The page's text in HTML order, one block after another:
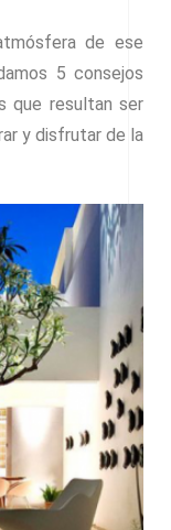
de ese
5 consejos
que resultan ser
y disfrutar de la